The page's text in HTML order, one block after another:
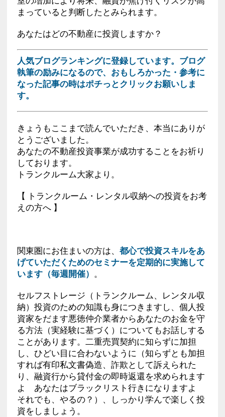
まっていると判断したとみられます。
あなたはどの不動産に投資しますか？
人気ブログランキングに登録しています。ブログ
執筆の励みになるので、おもしろかった・参考に
なった記事の時はポチっとクリックお願いしま
す。
きょうもここまで読んでいただき、本当にありが
とうございました。
あなたの不動産投資事業が成功することをお祈り
しております。
トランクルーム大家より。
【 トランクルーム・レンタル収納への投資をお考
えの方へ 】
関東圏にお住まいの方は、 都心で投資スキルをあ
げていただくためのセミナーを定期的に実施して
います（毎週開催） 。
セルフストレージ（トランクルーム、レンタル収
納）投資のための知識も身につきますし、個人投
資家をだます悪徳仲介業者からあなたのお金を守
る方法（実経験に基づく）についてもお話しする
ことがあります。二重売買契約に知らずに加担
し、ひどい目に合わないように（知らずとも加担
すれば有印私文書偽造、詐欺として訴えられた
り、融資行から貸付金の即時返還を求められます
よ あなたはブラックリスト行きになりますよ
それでも、やるの？）、しっかり学んで楽しく投
資をしましょう。